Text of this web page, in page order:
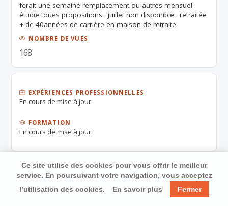
ferait une semaine remplacement ou autres mensuel .
étudie toues propositions . juillet non disponible . retraitée
+ de 40années de carrière en maison de retraite
.références à l,appui . j,ai fait aussi un peu chez les
particuliers .étudie vos propositions .merci
NOMBRE DE VUES
168
EXPÉRIENCES PROFESSIONNELLES
En cours de mise à jour.
FORMATION
En cours de mise à jour.
Ce site utilise des cookies pour vous offrir le meilleur
service. En poursuivant votre navigation, vous acceptez
l’utilisation des cookies.
En savoir plus Fermer